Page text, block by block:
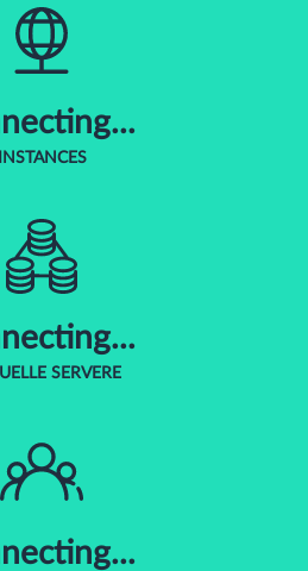
INSTANCES
SERVERE